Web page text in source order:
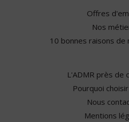
Offres
Nos
10 bonnes raisons de
L'ADMR près de
Pourquoi
Nous
Mentions